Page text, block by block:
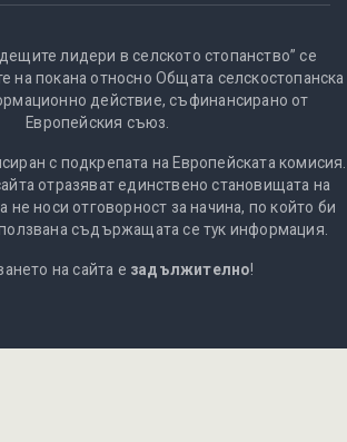
лидери в селското стопанство” се
на покана относно Общата селскостопанска
действие, съфинансирано от
Европейския съюз.
с подкрепата на Европейската комисия.
отразяват единствено становищата на
не носи отговорност за начина, по който би
съдържащата се тук информация.
на сайта е задължително!